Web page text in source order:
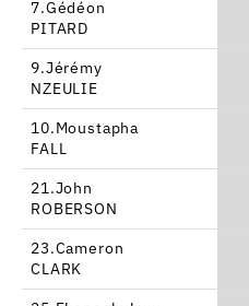
7.Gédéon
PITARD
9.Jérémy
NZEULIE
10.Moustapha
FALL
21.John
ROBERSON
23.Cameron
CLARK